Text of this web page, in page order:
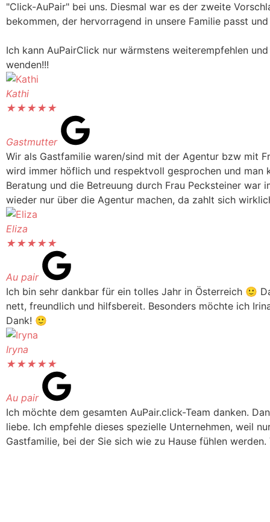
"Click-AuPair" bei uns. Diesmal war es der zweite
bekommen, der hervorragend in unsere Familie passt
Ich kann AuPairClick nur wärmstens weiterempfehlen
wenden!!!
Kathi
★★★★★
Gastmutter
Wir als Gastfamilie waren/sind mit der Agentur bzw mit
wird immer höflich und respektvoll gesprochen und
Beratung und die Betreuung durch Frau Pecksteiner
wieder nur über die Agentur machen, da zahlt sich
Eliza
★★★★★
Au pair
Ich bin sehr dankbar für ein tolles Jahr in Österreich 🙂
nett, freundlich und hilfsbereit. Besonders möchte ich
Dank! 🙂
Iryna
★★★★★
Au pair
Ich möchte dem gesamten AuPair.click-Team danken.
liebe. Ich empfehle dieses spezielle Unternehmen, weil
Gastfamilie, bei der Sie sich wie zu Hause fühlen werden.